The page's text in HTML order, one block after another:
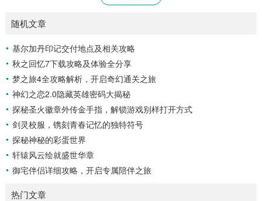
随机文章
基尔加丹印记交付地点及相关攻略
秋之回忆7下载攻略及体验全分享
梦之旅4全攻略解析，开启奇幻通关之旅
神幻之恋2.0隐藏英雄密码大揭秘
探秘圣火徽章外传金手指，解锁游戏别样打开方式
剑灵校服，镌刻青春记忆的独特符号
探秘神秘的彩蛋世界
轩辕风云绘就盛世华章
御宅伴侣详细攻略，开启专属陪伴之旅
热门文章